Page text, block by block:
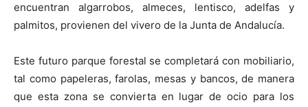
encuentran algarrobos, almeces, lentisco, adelfas y
palmitos, provienen del vivero de la Junta de Andalucía.
Este futuro parque forestal se completará con mobiliario,
tal como papeleras, farolas, mesas y bancos, de manera
que esta zona se convierta en lugar de ocio para los